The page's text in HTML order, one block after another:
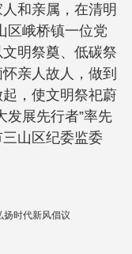
和亲属，在清明
区峨桥镇一位党
明祭奠、低碳祭
亲人故人，做到
，使文明祭祀蔚
发展先行者”率先
山区纪委监委
扬时代新风倡议